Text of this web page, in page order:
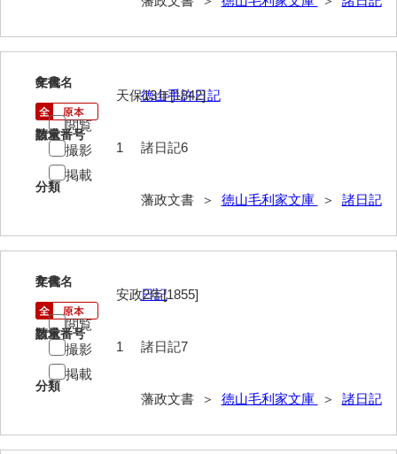
山野懸合録
勘場日記
御滞京日記
政府日記
寺社町方日記
遊行上人通路一件
廻浦記
6
文書名
徳山手許日記
請求番号
諸日記6
分類
藩政文書 ＞ 徳山毛利家文庫 ＞ 諸日記
年代
天保13年[1842]
数量
1
閲覧
撮影
掲載
7
文書名
日記
請求番号
諸日記7
分類
藩政文書 ＞ 徳山毛利家文庫 ＞ 諸日記
年代
安政2年[1855]
数量
1
閲覧
撮影
掲載